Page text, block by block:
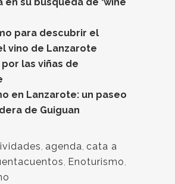
para descubrir el
vino de Lanzarote
las viñas de
en Lanzarote: un paseo
de Guiguan
, agenda, cata a
, Enoturismo,